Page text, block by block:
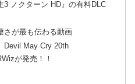
3 ノクターン HD』の有料DLC
さが最も伝わる動画
May Cry 20th
が発売！！